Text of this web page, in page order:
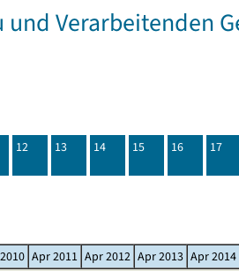
Verarbeitenden
12 13 14 15 16 17
Apr 2011 Apr 2012 Apr 2013 Apr 2014